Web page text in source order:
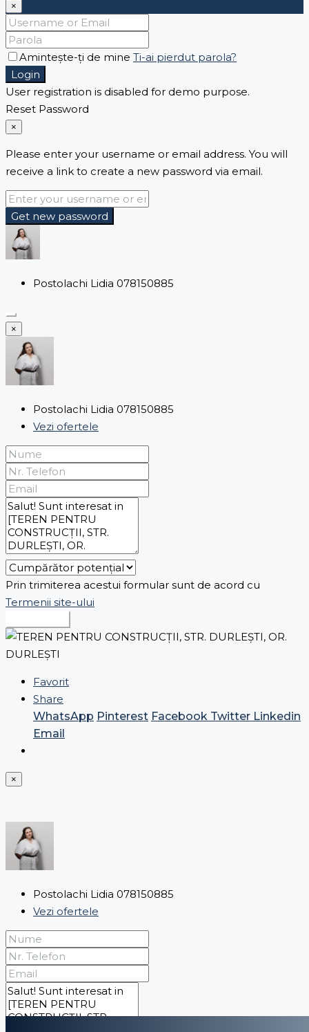
×
Amintește-ți de mine Ti-ai pierdut parola?
Login
User registration is disabled for demo purpose.
Reset Password
×
Please enter your username or email address. You will
receive a link to create a new password via email.
Get new password
Postolachi Lidia 078150885
×
Postolachi Lidia 078150885
Vezi ofertele
Prin trimiterea acestui formular sunt de acord cu
Termenii site-ului
Favorit
Share
WhatsApp Pinterest Facebook Twitter Linkedin
Email
×
Postolachi Lidia 078150885
Vezi ofertele